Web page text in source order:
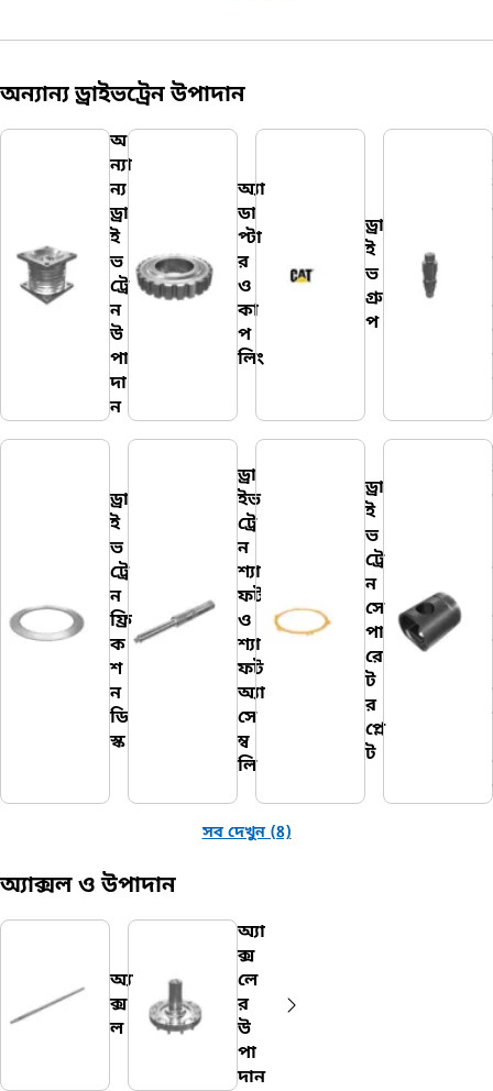
অন্যান্য ড্রাইভট্রেন উপাদান
অ
ন্যা
ন্য
ড্রা
ই
ভ
ট্রে
ন
উ
পা
দা
ন
অ্যা
ডা
প্টা
র
ও
কা
প
লিং
ড্রা
ই
ভ
গ্রু
প
ড্রা
ই
ভ
ট্রে
ন
ফ্রি
ক
শ
ন
ডি
স্ক
ড্রা
ইভ
ট্রে
ন
শ্যা
ফট
ও
শ্যা
ফট
অ্যা
সে
ম্ব
লি
ড্রা
ই
ভ
ট্রে
ন
সে
পা
রে
ট
র
প্লে
ট
সব দেখুন (8)
অ্যাক্সল ও উপাদান
অ্যা
ক্স
ল
অ্যা
ক্স
লে
র
উ
পা
দান